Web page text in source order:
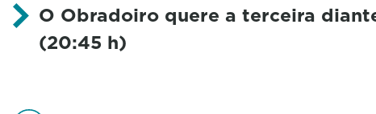
O Obradoiro quere a terceira
(20:45 h)